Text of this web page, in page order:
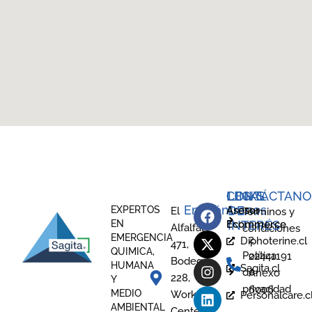
EXPERTOS
EN
EMERGENCIA
QUIMICA,
HUMANA
Y
MEDIO
AMBIENTAL
El
Alfalfal
471,
Bodega
228,
Work
Encuéntranos
LEGAL
Términos y
condiciones
Política
de
privacidad
LINKS
DE
INTERÉS
Diphoterine.cl
Sagita.cl
Asesor
Ecommerce
2
22441191
Anexo
6006